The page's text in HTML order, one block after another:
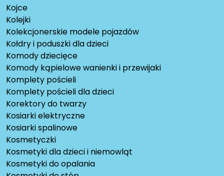
Kojce
Kolejki
Kolekcjonerskie modele pojazdów
Kołdry i poduszki dla dzieci
Komody dziecięce
Komody kąpielowe wanienki i przewijaki
Komplety pościeli
Komplety pościeli dla dzieci
Korektory do twarzy
Kosiarki elektryczne
Kosiarki spalinowe
Kosmetyczki
Kosmetyki dla dzieci i niemowląt
Kosmetyki do opalania